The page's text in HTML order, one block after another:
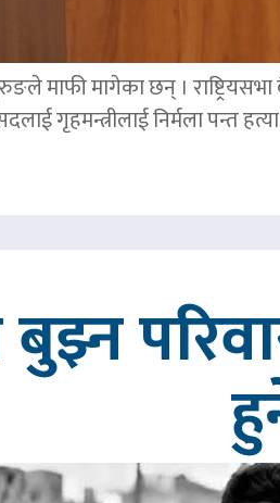
माफी मागेका छन् ।
गृहमन्त्रीलाई निर्मला पन्त